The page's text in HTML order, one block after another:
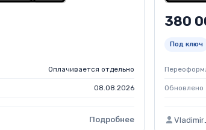
Оплачивается отдельно
08.08.2026
Подробнее
380
Под ключ
Обновлено